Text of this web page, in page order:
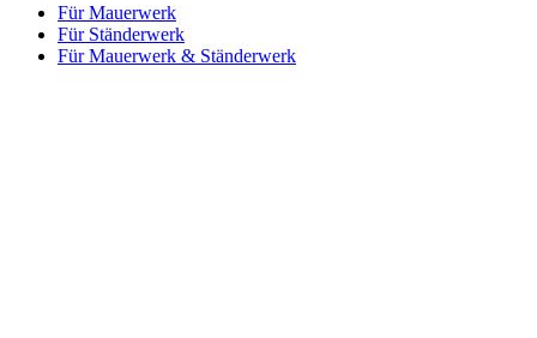
Für Mauerwerk
Für Ständerwerk
Für Mauerwerk & Ständerwerk